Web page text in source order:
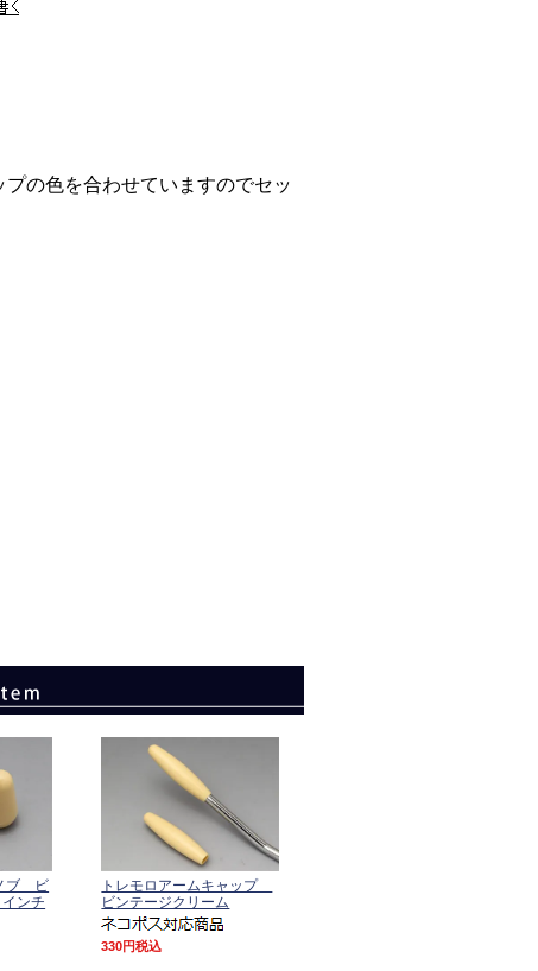
の色を合わせていますのでセッ
ブ ビ
ンチ
トレモロアームキャップ
ビンテージクリーム
330 税込